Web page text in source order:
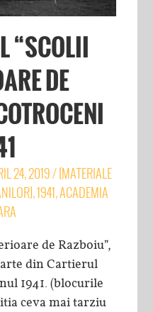
“SCOLII
DE
24, 2019/[MATERIALE
,1941,ACADEMIA
de Razboiu”,
din Cartierul
1941. (blocurile
ceva mai tarziu